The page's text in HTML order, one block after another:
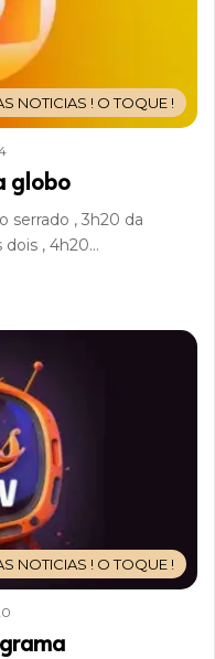
NOTICIAS ! O TOQUE !
globo
serrado , 3h20 da
, 4h20…
NOTICIAS ! O TOQUE !